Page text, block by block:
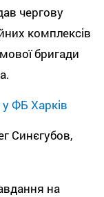
чергову
комплексів
бригади
ФБ Харків
Синєгубов,
на